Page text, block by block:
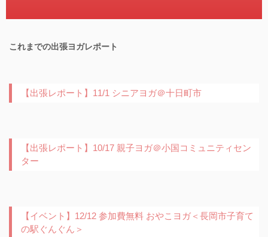
これまでの出張ヨガレポート
【出張レポート】11/1 シニアヨガ＠十日町市
【出張レポート】10/17 親子ヨガ＠小国コミュニティセン
ター
【イベント】12/12 参加費無料 おやこヨガ＜長岡市子育て
の駅ぐんぐん＞